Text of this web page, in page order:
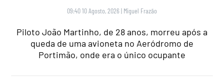
09:40 10 Agosto, 2026 | Miguel Frazão
Piloto João Martinho, de 28 anos, morreu após a
queda de uma avioneta no Aeródromo de
Portimão, onde era o único ocupante